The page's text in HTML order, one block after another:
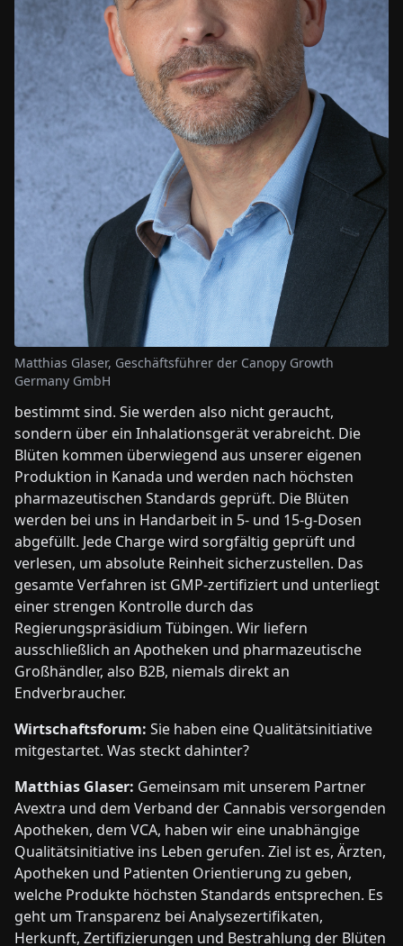
Matthias Glaser, Geschäftsführer der Canopy Growth
Germany GmbH
bestimmt sind. Sie werden also nicht geraucht,
sondern über ein Inhalationsgerät verabreicht. Die
Blüten kommen überwiegend aus unserer eigenen
Produktion in Kanada und werden nach höchsten
pharmazeutischen Standards geprüft. Die Blüten
werden bei uns in Handarbeit in 5- und 15-g-Dosen
abgefüllt. Jede Charge wird sorgfältig geprüft und
verlesen, um absolute Reinheit sicherzustellen. Das
gesamte Verfahren ist GMP-zertifiziert und unterliegt
einer strengen Kontrolle durch das
Regierungspräsidium Tübingen. Wir liefern
ausschließlich an Apotheken und pharmazeutische
Großhändler, also B2B, niemals direkt an
Endverbraucher.
Wirtschaftsforum: Sie haben eine Qualitätsinitiative
mitgestartet. Was steckt dahinter?
Matthias Glaser: Gemeinsam mit unserem Partner
Avextra und dem Verband der Cannabis versorgenden
Apotheken, dem VCA, haben wir eine unabhängige
Qualitätsinitiative ins Leben gerufen. Ziel ist es, Ärzten,
Apotheken und Patienten Orientierung zu geben,
welche Produkte höchsten Standards entsprechen. Es
geht um Transparenz bei Analysezertifikaten,
Herkunft, Zertifizierungen und Bestrahlung der Blüten